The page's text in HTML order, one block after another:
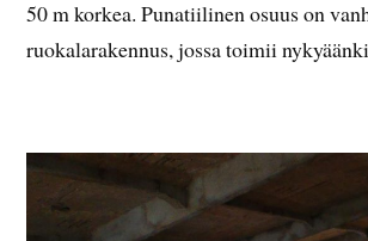
50 m korkea. Punatiilinen osuus on
ruokalarakennus, jossa toimii